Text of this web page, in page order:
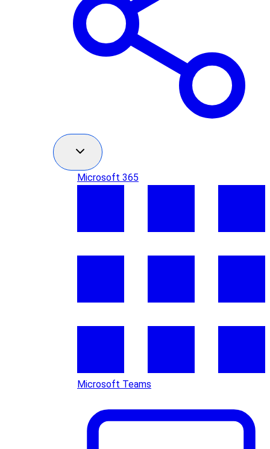
Microsoft 365
Microsoft Teams